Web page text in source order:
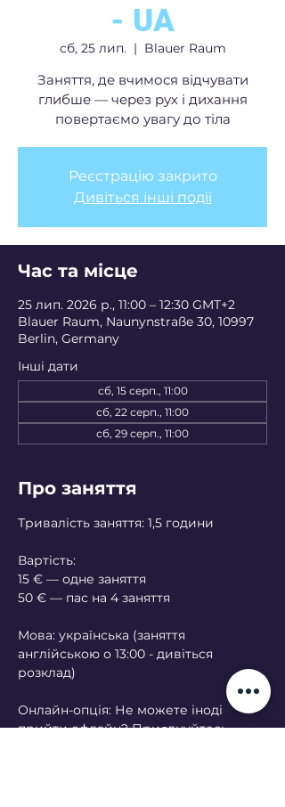
- UA
сб, 25 лип.
  |
Blauer Raum
Заняття, де вчимося відчувати
глибше — через рух і дихання
повертаємо увагу до тіла
Реєстрацію закрито
Дивіться інші події
Час та місце
25 лип. 2026 р., 11:00 – 12:30 GMT+2
Blauer Raum, Naunynstraße 30, 10997
Berlin, Germany
Інші дати
сб, 15 серп., 11:00
сб, 22 серп., 11:00
сб, 29 серп., 11:00
Про заняття
Тривалість заняття: 1,5 години
Вартість:
15 € — одне заняття
50 € — пас на 4 заняття
Мова: українська (заняття
англійською о 13:00 - дивіться
розклад)
Онлайн-опція: Не можете іноді
прийти офлайн? Приєднуйтесь